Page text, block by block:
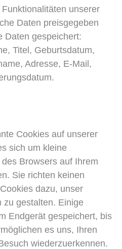
unserer
Daten preisgegeben
Daten gespeichert:
Titel, Geburtsdatum,
Adresse, E-Mail,
Cookies auf unserer
sich um kleine
Browsers auf Ihrem
Sie richten keinen
dazu, unser
zu gestalten. Einige
Endgerät gespeichert, bis
es uns, Ihren
wiederzuerkennen.